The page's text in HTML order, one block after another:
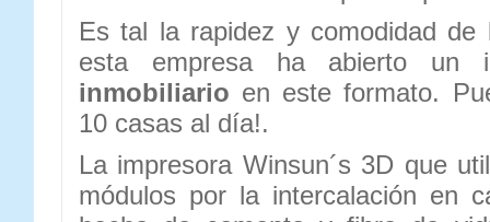
Es tal la rapidez y comodidad de
esta empresa ha abierto un
inmobiliario en este formato.
10 casas al día!.
La impresora Winsun´s 3D que
módulos por la intercalación en